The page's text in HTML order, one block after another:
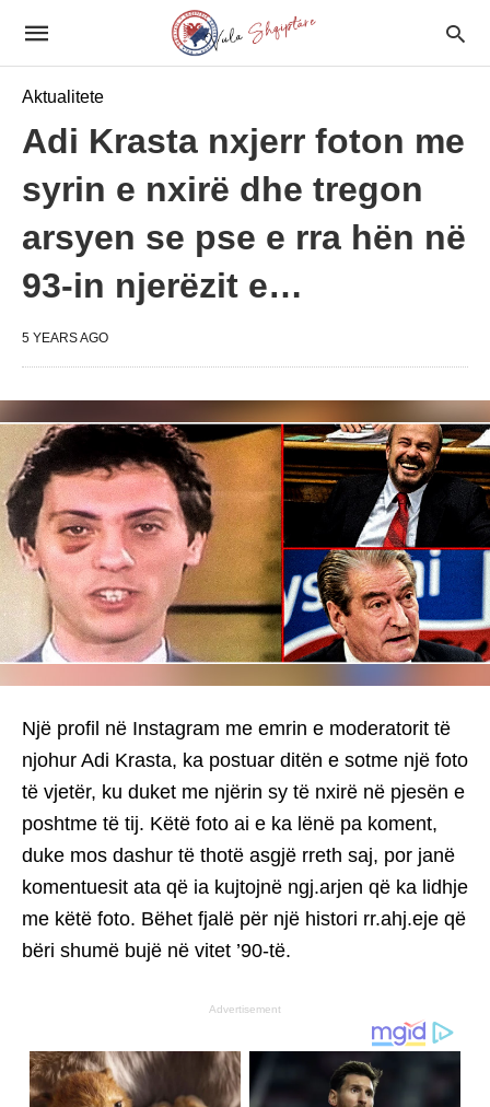
Aktualitete
Adi Krasta nxjerr foton me
syrin e nxirë dhe tregon
arsyen se pse e rra hën në
93-in njerëzit e…
5 YEARS AGO
Një profil në Instagram me emrin e moderatorit të
njohur Adi Krasta, ka postuar ditën e sotme një foto
të vjetër, ku duket me njërin sy të nxirë në pjesën e
poshtme të tij. Këtë foto ai e ka lënë pa koment,
duke mos dashur të thotë asgjë rreth saj, por janë
komentuesit ata që ia kujtojnë ngj.arjen që ka lidhje
me këtë foto. Bëhet fjalë për një histori rr.ahj.eje që
bëri shumë bujë në vitet ’90-të.
Advertisement